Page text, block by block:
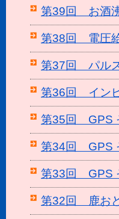
第39回 お酒
第38回 電圧
第37回 パル
第36回 イン
第35回 GPS
第34回 GPS
第33回 GPS
第32回 鹿お